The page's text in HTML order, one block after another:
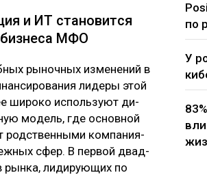
и ИТ ста­новит­ся
биз­не­са МФО
ры­ноч­ных из­ме­не­ний в
ли­де­ры этой
ши­ро­ко ис­поль­зуют ди­
мо­дель, где ос­нов­ной
родс­твен­ны­ми ком­па­ния­
сфер. В пер­вой двад­
рын­ка, ли­ди­рую­щих по
по
У